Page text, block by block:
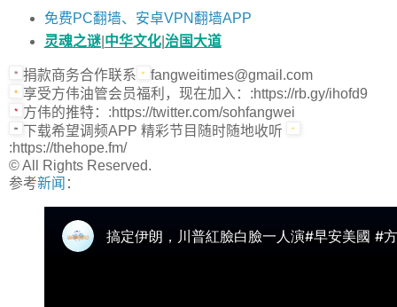
免费PC翻墙、安卓VPN翻墙APP
灵魂之谜| 中华文化| 治国大道
捐款商务合作联系
fangweitimes@gmail.com
享受方伟油管会员福利，现在加入：:https://rb.gy/ihofd9
方伟的推特：:https://twitter.com/sohfangwei
下载希望调频APP 精彩节目随时随地收听
:https://thehope.fm/
© All Rights Reserved.
参考新闻 ：